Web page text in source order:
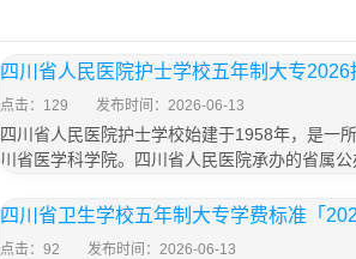
四川省人民医院护士学校五年制大专2026
点击：129 发布时间：2026-06-13
四川省人民医院护士学校始建于1958年，是一
川省医学科学院。四川省人民医院承办的省属
四川省卫生学校五年制大专学费标准「
点击：92 发布时间：2026-06-13